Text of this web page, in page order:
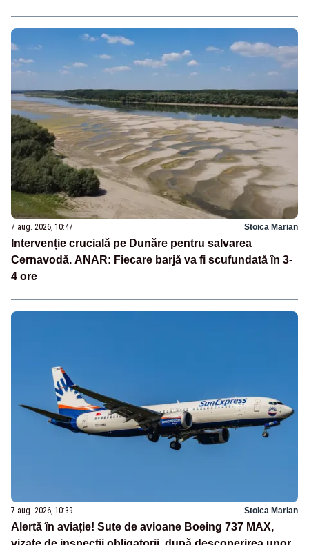
7 aug. 2026, 10:47 Stoica Marian
Intervenție crucială pe Dunăre pentru salvarea
Cernavodă. ANAR: Fiecare barjă va fi scufundată în 3-
4 ore
7 aug. 2026, 10:39 Stoica Marian
Alertă în aviație! Sute de avioane Boeing 737 MAX,